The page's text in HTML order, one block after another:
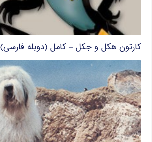
کارتون هکل و جکل – کامل (دوبله فارسی)